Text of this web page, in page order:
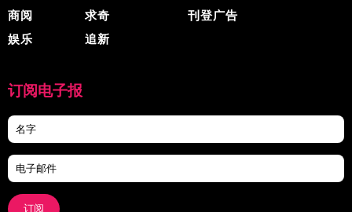
商阅
娱乐
求奇
追新
刊登广告
订阅电子报
订阅